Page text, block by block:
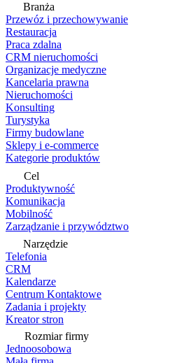
Branża
Przewóz i przechowywanie
Restauracja
Praca zdalna
CRM nieruchomości
Organizacje medyczne
Kancelaria prawna
Nieruchomości
Konsulting
Turystyka
Firmy budowlane
Sklepy i e-commerce
Kategorie produktów
Cel
Produktywność
Komunikacja
Mobilność
Zarządzanie i przywództwo
Narzędzie
Telefonia
CRM
Kalendarze
Centrum Kontaktowe
Zadania i projekty
Kreator stron
Rozmiar firmy
Jednoosobowa